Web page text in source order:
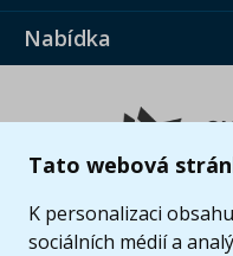
Tato webová
K personalizaci
sociálních médií a
Nabídka